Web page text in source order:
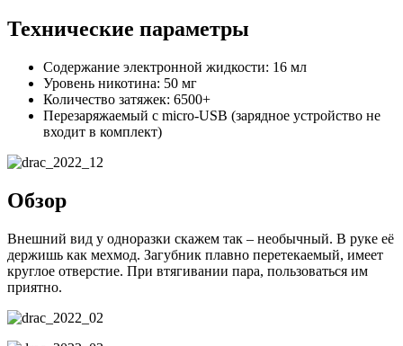
Технические параметры
Содержание электронной жидкости: 16 мл
Уровень никотина: 50 мг
Количество затяжек: 6500+
Перезаряжаемый с micro-USB (зарядное устройство не
входит в комплект)
Обзор
Внешний вид у одноразки скажем так – необычный. В руке её
держишь как мехмод. Загубник плавно перетекаемый, имеет
круглое отверстие. При втягивании пара, пользоваться им
приятно.